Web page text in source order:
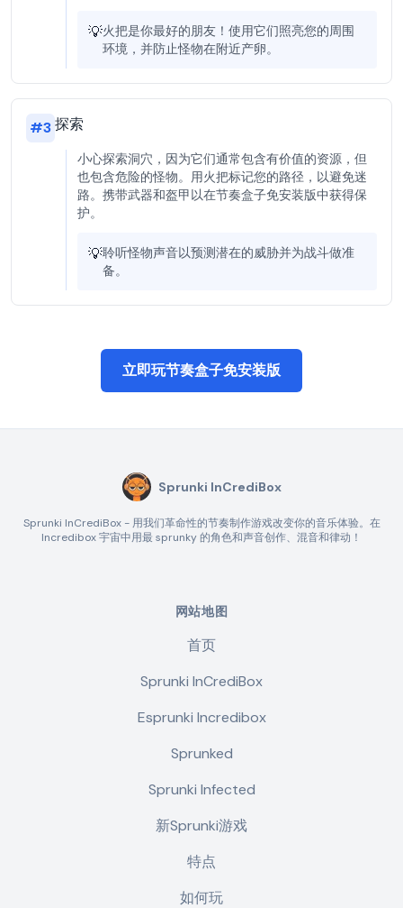
💡火把是你最好的朋友！使用它们照亮您的周围
环境，并防止怪物在附近产卵。
#3探索
小心探索洞穴，因为它们通常包含有价值的资源，但
也包含危险的怪物。用火把标记您的路径，以避免迷
路。携带武器和盔甲以在节奏盒子免安装版中获得保
护。
💡聆听怪物声音以预测潜在的威胁并为战斗做准
备。
立即玩节奏盒子免安装版
Sprunki InCrediBox
Sprunki InCrediBox - 用我们革命性的节奏制作游戏改变你的音乐体验。在
Incredibox 宇宙中用最 sprunky 的角色和声音创作、混音和律动！
网站地图
首页
Sprunki InCrediBox
Esprunki Incredibox
Sprunked
Sprunki Infected
新Sprunki游戏
特点
如何玩